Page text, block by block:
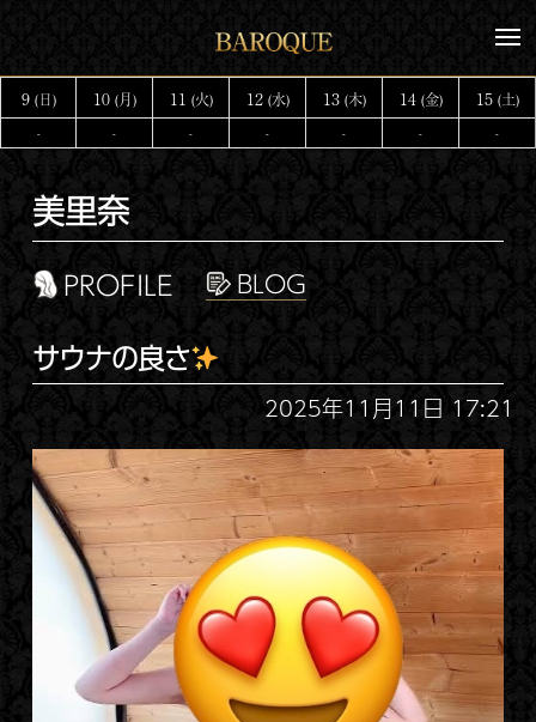
テ
ン
ツ
メ
ュ
ー
9 (日) 10 (月) 11 (火) 12 (水) 13 (木) 14 (金) 15 (土)
- - - - - - -
美里奈
PROFILE
サウナの良さ
2025年11月11日 17:21